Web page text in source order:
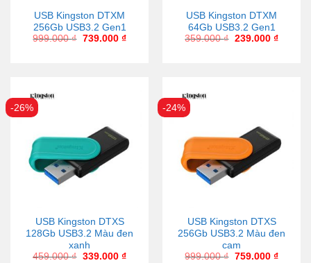
USB Kingston DTXM
256Gb USB3.2 Gen1
999.000₫ 739.000 ₫
USB Kingston DTXM
64Gb USB3.2 Gen1
359.000₫ 239.000 ₫
-26%
USB Kingston DTXS
128Gb USB3.2 Màu đen
xanh
459.000₫ 339.000 ₫
-24%
USB Kingston DTXS
256Gb USB3.2 Màu đen
cam
999.000₫ 759.000 ₫